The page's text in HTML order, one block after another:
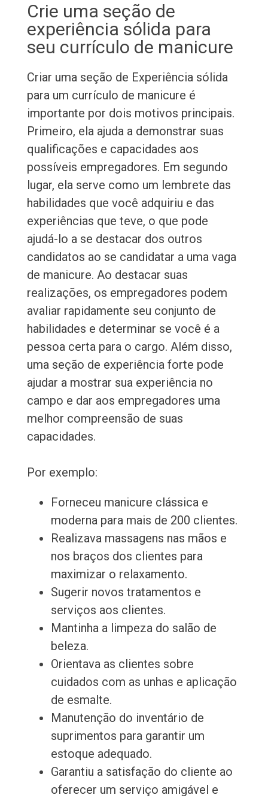
Crie uma seção de
experiência sólida para
seu currículo de manicure
Criar uma seção de Experiência sólida
para um currículo de manicure é
importante por dois motivos principais.
Primeiro, ela ajuda a demonstrar suas
qualificações e capacidades aos
possíveis empregadores. Em segundo
lugar, ela serve como um lembrete das
habilidades que você adquiriu e das
experiências que teve, o que pode
ajudá-lo a se destacar dos outros
candidatos ao se candidatar a uma vaga
de manicure. Ao destacar suas
realizações, os empregadores podem
avaliar rapidamente seu conjunto de
habilidades e determinar se você é a
pessoa certa para o cargo. Além disso,
uma seção de experiência forte pode
ajudar a mostrar sua experiência no
campo e dar aos empregadores uma
melhor compreensão de suas
capacidades.
Por exemplo:
Forneceu manicure clássica e
moderna para mais de 200 clientes.
Realizava massagens nas mãos e
nos braços dos clientes para
maximizar o relaxamento.
Sugerir novos tratamentos e
serviços aos clientes.
Mantinha a limpeza do salão de
beleza.
Orientava as clientes sobre
cuidados com as unhas e aplicação
de esmalte.
Manutenção do inventário de
suprimentos para garantir um
estoque adequado.
Garantiu a satisfação do cliente ao
oferecer um serviço amigável e